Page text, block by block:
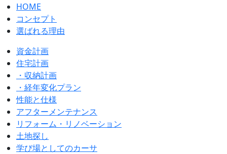
HOME
コンセプト
選ばれる理由
資金計画
住宅計画
・収納計画
・経年変化プラン
性能と仕様
アフターメンテナンス
リフォーム・リノベーション
土地探し
学び場としてのカーサ